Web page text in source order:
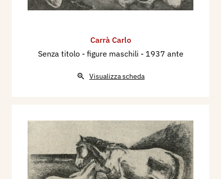
Carrà Carlo
Senza titolo - figure maschili - 1937 ante
Visualizza scheda